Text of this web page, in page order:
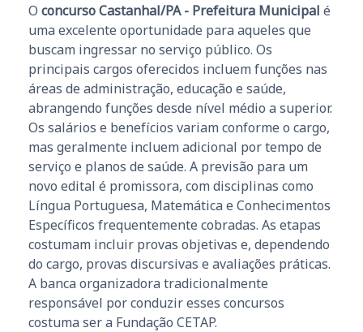
O concurso Castanhal/PA - Prefeitura Municipal é
uma excelente oportunidade para aqueles que
buscam ingressar no serviço público. Os
principais cargos oferecidos incluem funções nas
áreas de administração, educação e saúde,
abrangendo funções desde nível médio a superior.
Os salários e benefícios variam conforme o cargo,
mas geralmente incluem adicional por tempo de
serviço e planos de saúde. A previsão para um
novo edital é promissora, com disciplinas como
Língua Portuguesa, Matemática e Conhecimentos
Específicos frequentemente cobradas. As etapas
costumam incluir provas objetivas e, dependendo
do cargo, provas discursivas e avaliações práticas.
A banca organizadora tradicionalmente
responsável por conduzir esses concursos
costuma ser a Fundação CETAP.